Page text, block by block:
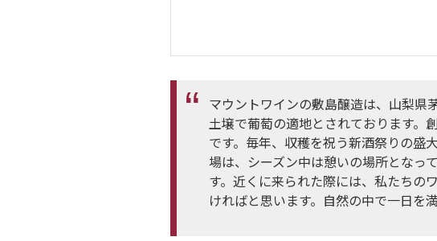
マウントワインの敷島醸造は、山梨県
土壌で葡萄の適地とされております。
です。毎年、収穫を祝う新酒祭りの盛
場は、シーズン中は憩いの場所となっ
す。近くに来られた際には、私たちの
ければと思います。自然の中で一日を